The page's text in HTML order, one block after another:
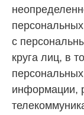
с
круга лиц, в
информации,